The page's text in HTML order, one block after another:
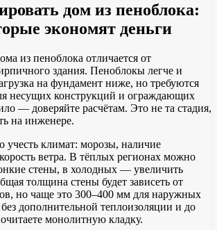
дом из пеноблока:
экономят деньги
из пеноблока отличается от
здания. Пеноблокы легче и
на фундамент ниже, но требуются
несущих конструкций и ограждающих
— доверяйте расчётам. Это не та стадия,
на инженере.
учесть климат: морозы, наличие
ветра. В тёплых регионах можно
стены, в холодных — увеличить
толщина стены будет зависеть от
но чаще это 300–400 мм для наружных
дополнительной теплоизоляции и до
монолитную кладку.